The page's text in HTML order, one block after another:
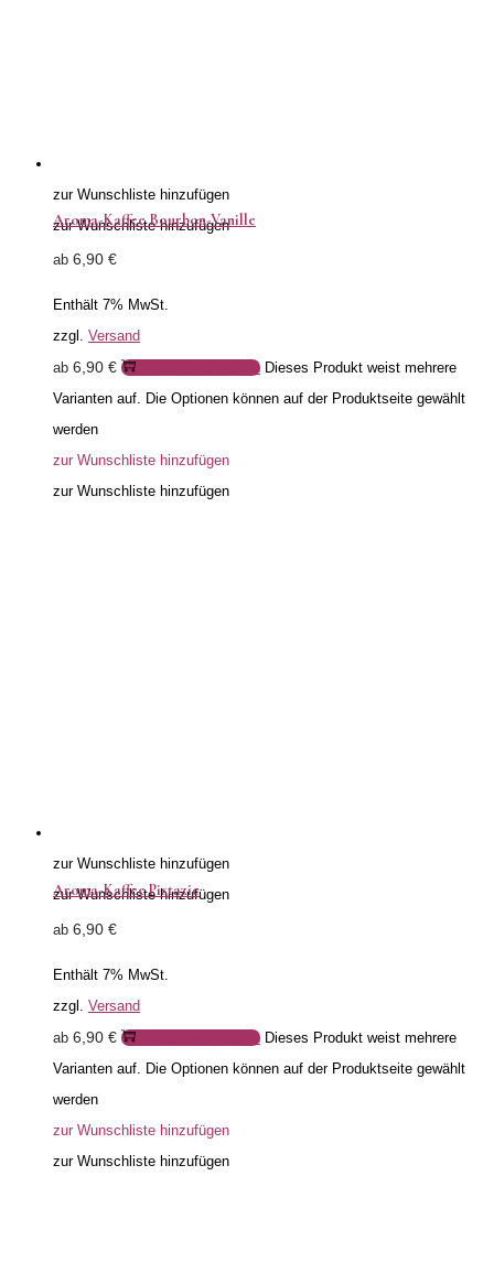
zur Wunschliste hinzufügen
zur Wunschliste hinzufügen
Aroma-Kaffee Bourbon-Vanille
ab 6,90 €
Enthält 7% MwSt.
zzgl. Versand
ab 6,90 € Ausführung wählen Dieses Produkt weist mehrere
Varianten auf. Die Optionen können auf der Produktseite gewählt
werden
zur Wunschliste hinzufügen
zur Wunschliste hinzufügen
zur Wunschliste hinzufügen
zur Wunschliste hinzufügen
Aroma-Kaffee Pistazie
ab 6,90 €
Enthält 7% MwSt.
zzgl. Versand
ab 6,90 € Ausführung wählen Dieses Produkt weist mehrere
Varianten auf. Die Optionen können auf der Produktseite gewählt
werden
zur Wunschliste hinzufügen
zur Wunschliste hinzufügen